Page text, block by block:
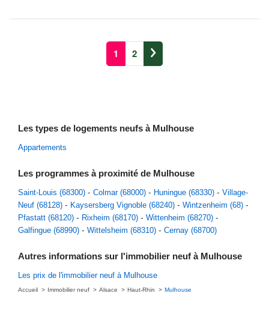
1 2
Les types de logements neufs à Mulhouse
Appartements
Les programmes à proximité de Mulhouse
Saint-Louis (68300) Colmar (68000) Huningue (68330)
Village-
Neuf (68128)
Kaysersberg Vignoble (68240)
Wintzenheim (68)
Pfastatt (68120)
Rixheim (68170)
Wittenheim (68270)
Galfingue (68990)
Wittelsheim (68310) Cernay (68700)
Autres informations sur l'immobilier neuf à Mulhouse
Les prix de l'immobilier neuf à Mulhouse
Accueil Immobilier neuf Alsace Haut-Rhin Mulhouse